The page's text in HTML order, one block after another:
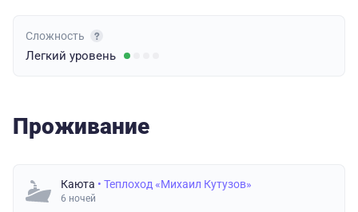
Сложность
Легкий уровень
Проживание
Каюта • Теплоход «Михаил Кутузов»
6 ночей